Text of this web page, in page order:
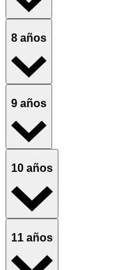
8 años
9 años
10 años
11 años